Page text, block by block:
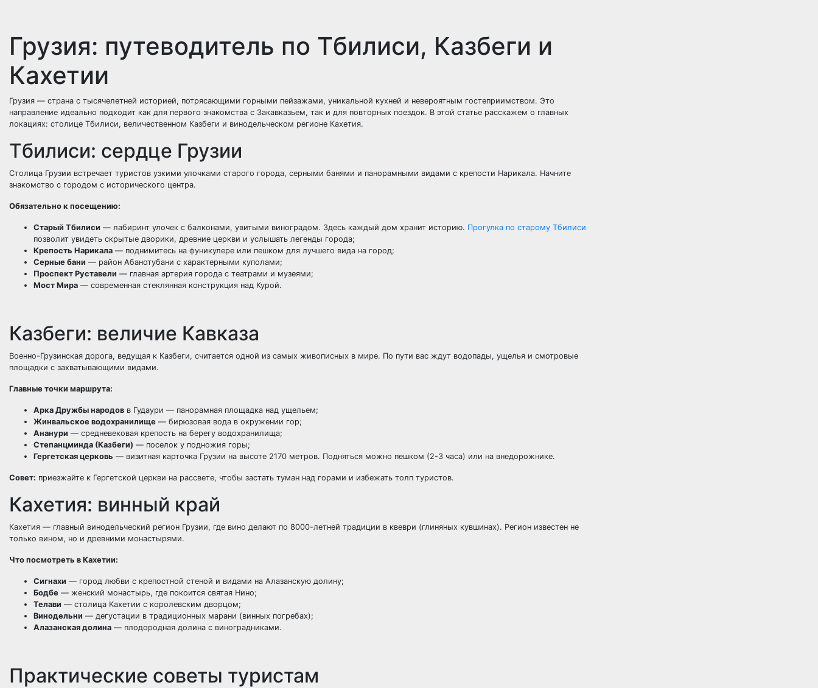
Грузия: путеводитель по Тбилиси, Казбеги и
Кахетии
Грузия — страна с тысячелетней историей, потрясающими горными пейзажами, уникальной кухней и невероятным гостеприимством. Это
направление идеально подходит как для первого знакомства с Закавказьем, так и для повторных поездок. В этой статье расскажем о главных
локациях: столице Тбилиси, величественном Казбеги и винодельческом регионе Кахетия.
Тбилиси: сердце Грузии
Столица Грузии встречает туристов узкими улочками старого города, серными банями и панорамными видами с крепости Нарикала. Начните
знакомство с городом с исторического центра.
Обязательно к посещению:
Старый Тбилиси — лабиринт улочек с балконами, увитыми виноградом. Здесь каждый дом хранит историю. Прогулка по старому Тбилиси
позволит увидеть скрытые дворики, древние церкви и услышать легенды города;
Крепость Нарикала — поднимитесь на фуникулере или пешком для лучшего вида на город;
Серные бани — район Абанотубани с характерными куполами;
Проспект Руставели — главная артерия города с театрами и музеями;
Мост Мира — современная стеклянная конструкция над Курой.
Казбеги: величие Кавказа
Военно-Грузинская дорога, ведущая к Казбеги, считается одной из самых живописных в мире. По пути вас ждут водопады, ущелья и смотровые
площадки с захватывающими видами.
Главные точки маршрута:
Арка Дружбы народов в Гудаури — панорамная площадка над ущельем;
Жинвальское водохранилище — бирюзовая вода в окружении гор;
Ананури — средневековая крепость на берегу водохранилища;
Степанцминда (Казбеги) — поселок у подножия горы;
Гергетская церковь — визитная карточка Грузии на высоте 2170 метров. Подняться можно пешком (2-3 часа) или на внедорожнике.
Совет: приезжайте к Гергетской церкви на рассвете, чтобы застать туман над горами и избежать толп туристов.
Кахетия: винный край
Кахетия — главный винодельческий регион Грузии, где вино делают по 8000-летней традиции в квеври (глиняных кувшинах). Регион известен не
только вином, но и древними монастырями.
Что посмотреть в Кахетии:
Сигнахи — город любви с крепостной стеной и видами на Алазанскую долину;
Бодбе — женский монастырь, где покоится святая Нино;
Телави — столица Кахетии с королевским дворцом;
Винодельни — дегустации в традиционных марани (винных погребах);
Алазанская долина — плодородная долина с виноградниками.
Практические советы туристам